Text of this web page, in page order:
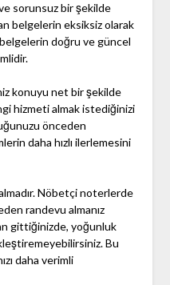
sorunsuz bir şekilde
belgelerin eksiksiz olarak
doğru ve güncel
konuyu net bir şekilde
hizmeti almak istediğinizi
önceden
daha hızlı ilerlemesini
Nöbetçi noterlerde
randevu almanız
gittiğinizde, yoğunluk
Bu
daha verimli